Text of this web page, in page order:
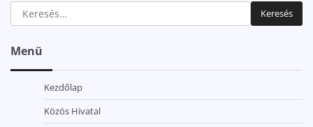
Keresés:
Menü
Kezdőlap
Közös Hivatal